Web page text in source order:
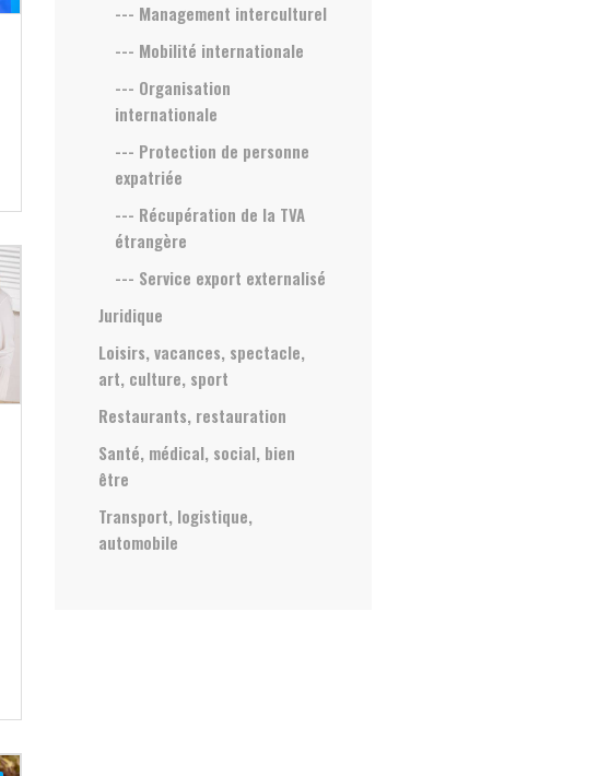
--- Management interculturel
--- Mobilité internationale
--- Organisation
internationale
--- Protection de personne
expatriée
--- Récupération de la TVA
étrangère
--- Service export externalisé
Juridique
Loisirs, vacances, spectacle,
art, culture, sport
Restaurants, restauration
Santé, médical, social, bien
être
Transport, logistique,
automobile